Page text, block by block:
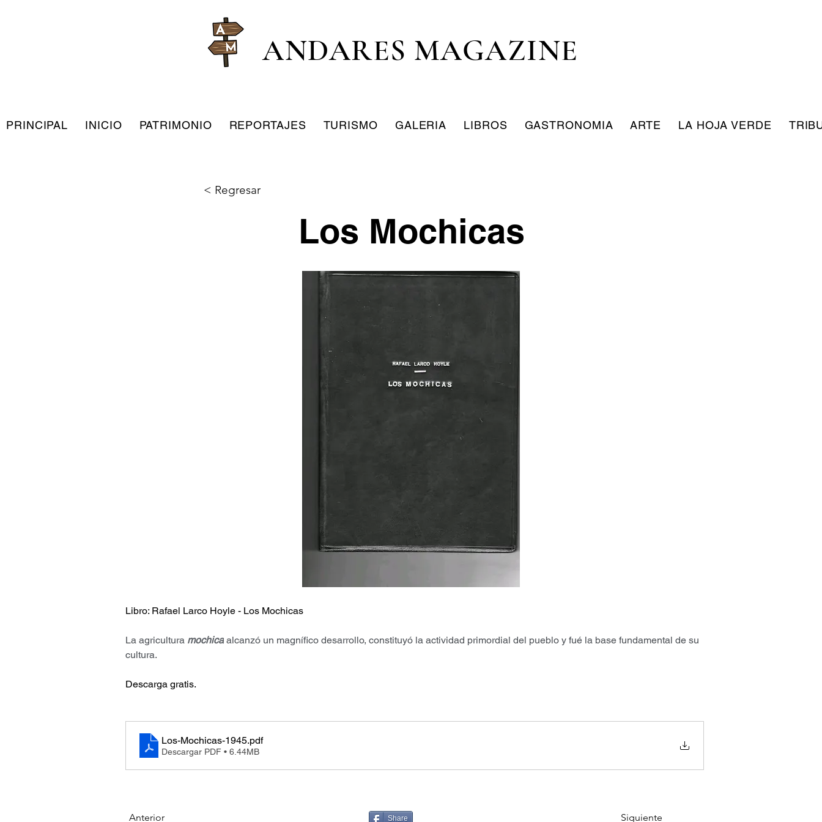
ANDARES MAGAZINE
PRINCIPAL INICIO PATRIMONIO REPORTAJES TURISMO GALERIA LIBROS GASTRONOMIA ARTE LA HOJA VERDE
< Regresar
Los Mochicas
Libro: Rafael Larco Hoyle - Los Mochicas
La agricultura mochica alcanzó un magnífico desarrollo, constituyó la actividad primordial del pueblo y fué la base fundamental de su
cultura.
Descarga gratis.
Los-Mochicas-1945.pdf
Descargar PDF • 6.44MB
Anterior Share Siguiente